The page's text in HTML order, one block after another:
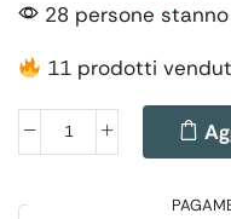
28 persone
11 prodotti